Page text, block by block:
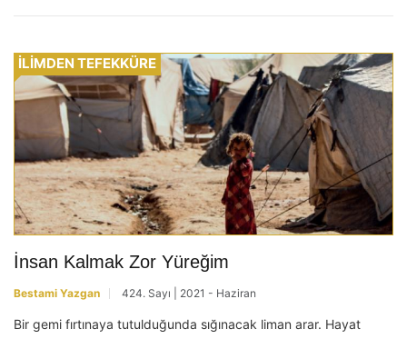
İLİMDEN TEFEKKÜRE
İnsan Kalmak Zor Yüreğim
Bestami Yazgan 424. Sayı | 2021 - Haziran
Bir gemi fırtınaya tutulduğunda sığınacak liman arar. Hayat